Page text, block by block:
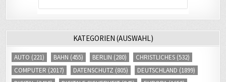
KATEGORIEN (AUSWAHL)
AUTO (221) BAHN (455) BERLIN (280) CHRISTLICHES (532)
COMPUTER (2017) DATENSCHUTZ (805) DEUTSCHLAND (1899)